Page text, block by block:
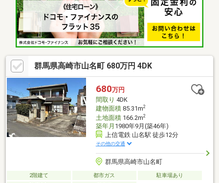
れている方！ 一緒に走り回れちゃいますよ！家庭菜園や、お庭
を持つのが夢という方には最適な物件です。☆欲張りセットとい
うのはこのこと…？お庭がさらに拡大されました！駐車場が三台
欲しい方+ペットがいる方+家庭菜園したい方！全部作れちゃいま
す！
群馬県高崎市山名町 680万円 4DK
680万円
間取り 4DK
建物面積85.31m2
土地面積166.2m2
築年月 1980年9月(築46年)
上信電鉄 山名駅 徒歩12分
その他の交通
群馬県高崎市山名町
2階建て 都市ガス
駐車場あり